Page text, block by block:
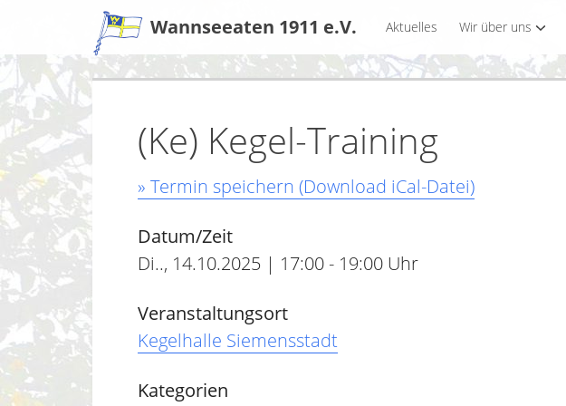
Wannseeaten 1911 e.V. Aktuelles Wir über uns
(Ke) Kegel-Training
» Termin speichern (Download iCal-Datei)
Datum/Zeit
Di.., 14.10.2025 | 17:00 - 19:00 Uhr
Veranstaltungsort
Kegelhalle Siemensstadt
Kategorien